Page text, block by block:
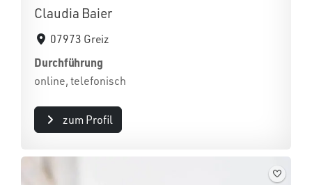
Claudia Baier
07973 Greiz
Durchführung
online, telefonisch
zum Profil